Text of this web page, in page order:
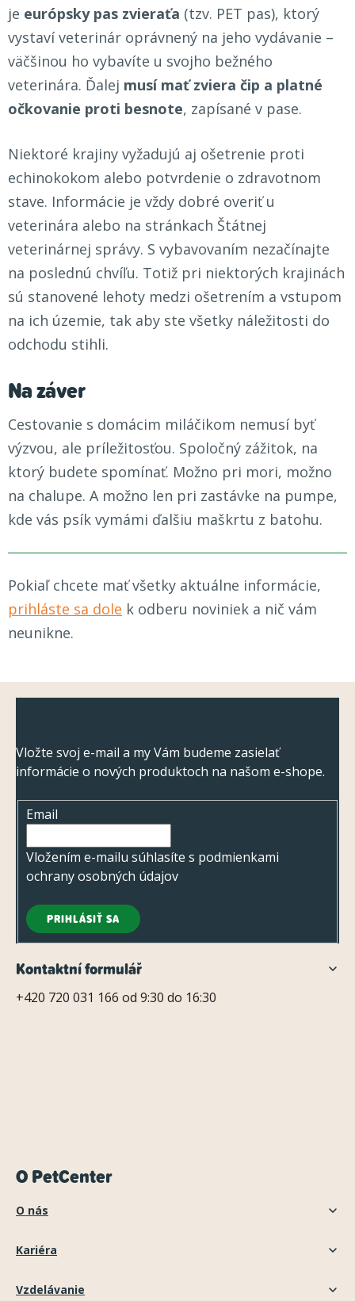
je európsky pas zvieraťa (tzv. PET pas), ktorý
vystaví veterinár oprávnený na jeho vydávanie –
väčšinou ho vybavíte u svojho bežného
veterinára. Ďalej musí mať zviera čip a platné
očkovanie proti besnote, zapísané v pase.
Niektoré krajiny vyžadujú aj ošetrenie proti
echinokokom alebo potvrdenie o zdravotnom
stave. Informácie je vždy dobré overiť u
veterinára alebo na stránkach Štátnej
veterinárnej správy. S vybavovaním nezačínajte
na poslednú chvíľu. Totiž pri niektorých krajinách
sú stanovené lehoty medzi ošetrením a vstupom
na ich územie, tak aby ste všetky náležitosti do
odchodu stihli.
Na záver
Cestovanie s domácim miláčikom nemusí byť
výzvou, ale príležitosťou. Spoločný zážitok, na
ktorý budete spomínať. Možno pri mori, možno
na chalupe. A možno len pri zastávke na pumpe,
kde vás psík vymámi ďalšiu maškrtu z batohu.
Pokiaľ chcete mať všetky aktuálne informácie,
prihláste sa dole k odberu noviniek a nič vám
neunikne.
Vložte svoj e-mail a my Vám budeme zasielať
informácie o nových produktoch na našom e-shope.
Email
Vložením e-mailu súhlasíte s podmienkami
ochrany osobných údajov
PRIHLÁSIŤ SA
Kontaktní formulář
+420 720 031 166 od 9:30 do 16:30
O PetCenter
O nás
Kariéra
Vzdelávanie